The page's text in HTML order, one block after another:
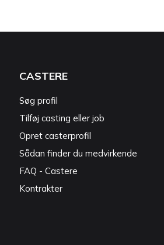
CASTERE
Søg profil
Tilføj casting eller job
Opret casterprofil
Sådan finder du medvirkende
FAQ - Castere
Kontrakter